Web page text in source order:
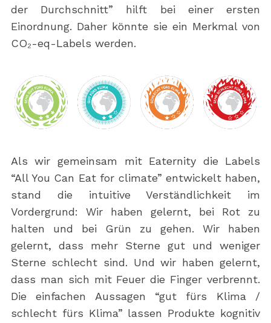
der Durchschnitt” hilft bei einer ersten
Einordnung. Daher könnte sie ein Merkmal von
CO₂-eq-Labels werden.
Als wir gemeinsam mit Eaternity die Labels
“All You Can Eat for climate” entwickelt haben,
stand die intuitive Verständlichkeit im
Vordergrund: Wir haben gelernt, bei Rot zu
halten und bei Grün zu gehen. Wir haben
gelernt, dass mehr Sterne gut und weniger
Sterne schlecht sind. Und wir haben gelernt,
dass man sich mit Feuer die Finger verbrennt.
Die einfachen Aussagen “gut fürs Klima /
schlecht fürs Klima” lassen Produkte kognitiv